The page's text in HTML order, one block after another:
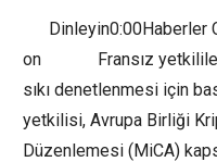
Dinleyin0:00Haberler
on Fransız yetkililer,
sıkı denetlenmesi için
yetkilisi, Avrupa Birliği
Düzenlemesi (MiCA)